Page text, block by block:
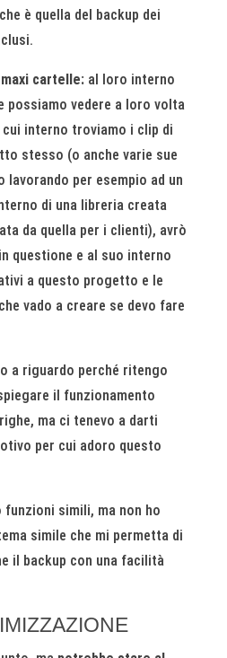
è quella del backup dei
maxi cartelle:al loro interno
possiamo vedere a loro volta
interno troviamo i clip di
stesso (o anche varie sue
lavorando per esempio ad un
di una libreria creata
da quella per i clienti), avrò
questione e al suo interno
a questo progetto e le
vado a creare se devo fare
a riguardo perché ritengo
il funzionamento
ma ci tenevo a darti
per cui adoro questo
simili, ma non ho
simile che mi permetta di
il backup con una facilità